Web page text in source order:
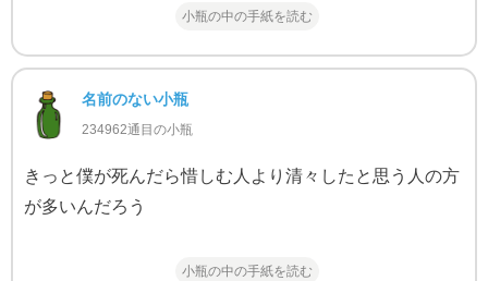
小瓶の中の手紙を読む
名前のない小瓶
234962通目の小瓶
きっと僕が死んだら惜しむ人より清々したと思う人の方
が多いんだろう
小瓶の中の手紙を読む